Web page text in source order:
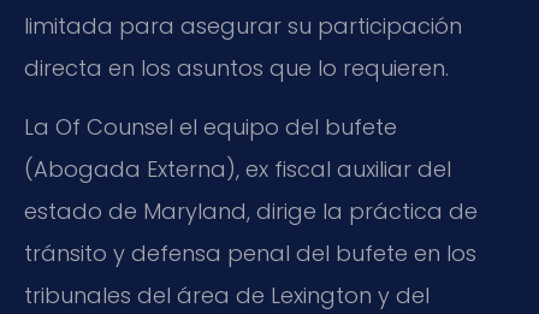
limitada para asegurar su participación
directa en los asuntos que lo requieren.
La Of Counsel el equipo del bufete
(Abogada Externa), ex fiscal auxiliar del
estado de Maryland, dirige la práctica de
tránsito y defensa penal del bufete en los
tribunales del área de Lexington y del